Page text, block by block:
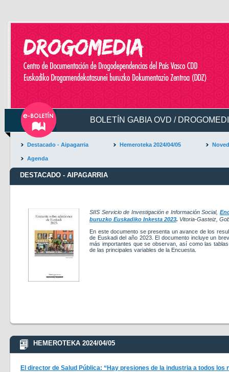
BOLETÍN GABIA OVD /
Destacado - Aipagarria Hemeroteka 2024/04/05
Agenda
DESTACADO - AIPAGARRIA
SIIS Servicio de Investigación e Información Social,
buruzko Euskadiko Inkesta 2023. Vitoria-Gasteiz,
En este documento se presenta un avance de los
de Euskadi del año 2023. El documento incluye un
más importantes que se observan, así como las
de las principales variables de la Encuesta.
HEMEROTEKA 2024/04/05
El director de Salud Pública: “Hay presiones de la industria a todos